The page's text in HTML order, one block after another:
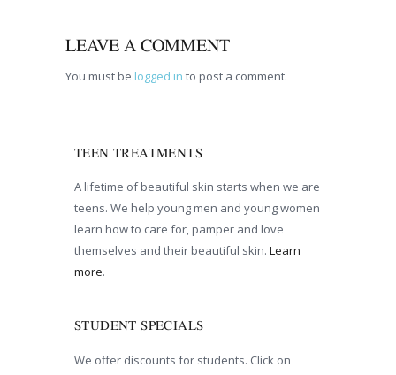
LEAVE A COMMENT
You must be logged in to post a comment.
TEEN TREATMENTS
A lifetime of beautiful skin starts when we are
teens. We help young men and young women
learn how to care for, pamper and love
themselves and their beautiful skin. Learn
more.
STUDENT SPECIALS
We offer discounts for students. Click on